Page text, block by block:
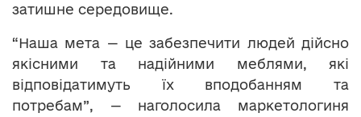
затишне середовище.
“Наша мета — це забезпечити людей дійсно
якісними та надійними меблями, які
відповідатимуть їх вподобанням та
потребам”, — наголосила маркетологиня